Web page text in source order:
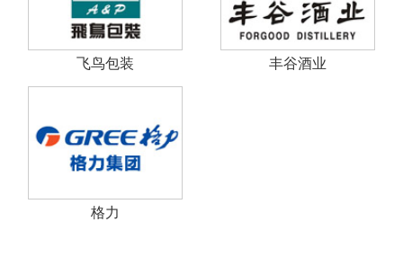
飞鸟包装 丰谷酒业
格力